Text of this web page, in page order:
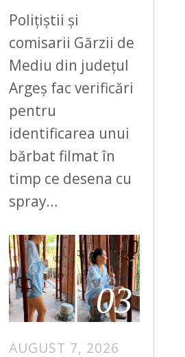
Polițiștii și
comisarii Gărzii de
Mediu din județul
Argeș fac verificări
pentru
identificarea unui
bărbat filmat în
timp ce desena cu
spray…
03
AUGUST 7, 2026